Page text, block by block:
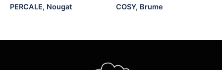
PERCALE, Nougat COSY, Brume